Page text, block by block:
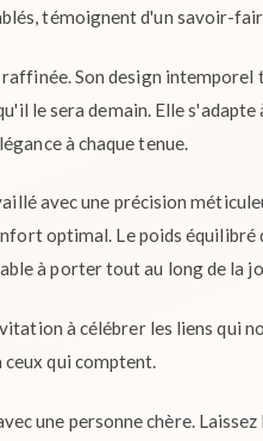
témoignent d'un savoir-
Son design intemporel
le sera demain. Elle
à chaque tenue.
avec une précision
optimal. Le poids équilibré
à porter tout au long de la
à célébrer les liens qui
qui comptent.
une personne chère.